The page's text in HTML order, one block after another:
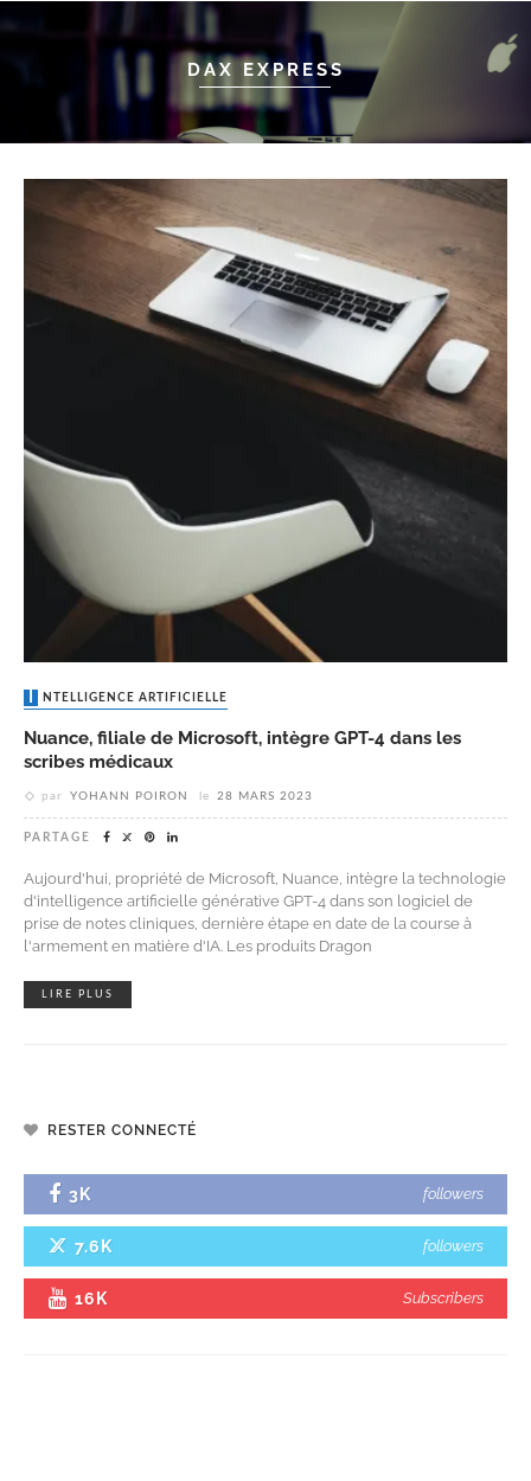
DAX EXPRESS
INTELLIGENCE ARTIFICIELLE
Nuance, filiale de Microsoft, intègre GPT-4 dans les
scribes médicaux
par YOHANN POIRON le 28 MARS 2023
PARTAGE
Aujourd'hui, propriété de Microsoft, Nuance, intègre la technologie
d'intelligence artificielle générative GPT-4 dans son logiciel de
prise de notes cliniques, dernière étape en date de la course à
l'armement en matière d'IA. Les produits Dragon
LIRE PLUS
RESTER CONNECTÉ
3K followers
7.6K followers
16K Subscribers